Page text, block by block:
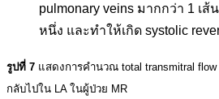
pulmonary veins มากกว่า 1 เส้
หนึ่ง และทำให้เกิด systolic
รูปที่ 7 แสดงการคำนวณ total transmitral
กลับไปใน LA ในผู้ป่วย MR